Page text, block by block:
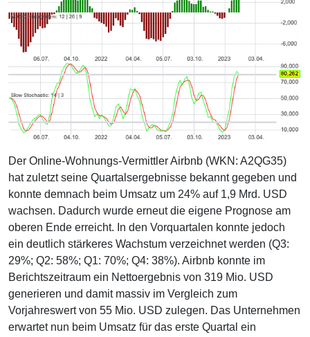
Der Online-Wohnungs-Vermittler Airbnb (WKN: A2QG35)
hat zuletzt seine Quartalsergebnisse bekannt gegeben und
konnte demnach beim Umsatz um 24% auf 1,9 Mrd. USD
wachsen. Dadurch wurde erneut die eigene Prognose am
oberen Ende erreicht. In den Vorquartalen konnte jedoch
ein deutlich stärkeres Wachstum verzeichnet werden (Q3:
29%; Q2: 58%; Q1: 70%; Q4: 38%). Airbnb konnte im
Berichtszeitraum ein Nettoergebnis von 319 Mio. USD
generieren und damit massiv im Vergleich zum
Vorjahreswert von 55 Mio. USD zulegen. Das Unternehmen
erwartet nun beim Umsatz für das erste Quartal ein